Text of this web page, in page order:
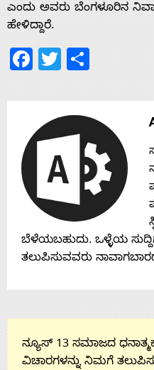
About
Us
Advertise
With
Contact
Us
ಎಂದು ಅವರು ಬೆಂಗಳೂರಿನ
ಹೇಳಿದ್ದಾರೆ.
Facebook
Twitter
ಬೆಳೆಯಬಹುದು. ಒಳ್ಳೆಯ
ತಲುಪಿಸುವವರು
ನ್ಯೂಸ್ 13 ಸಮಾಜದ ಧನಾತ್ಮಕ
ವಿಚಾರಗಳನ್ನು ನಿಮಗೆ